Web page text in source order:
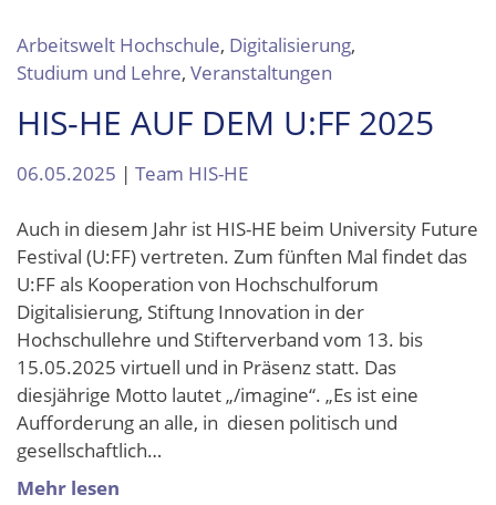
Arbeitswelt Hochschule, Digitalisierung,
Studium und Lehre, Veranstaltungen
HIS-HE AUF DEM U:FF 2025
06.05.2025 | Team HIS-HE
Auch in diesem Jahr ist HIS-HE beim University Future
Festival (U:FF) vertreten. Zum fünften Mal findet das
U:FF als Kooperation von Hochschulforum
Digitalisierung, Stiftung Innovation in der
Hochschullehre und Stifterverband vom 13. bis
15.05.2025 virtuell und in Präsenz statt. Das
diesjährige Motto lautet „/imagine“. „Es ist eine
Aufforderung an alle, in diesen politisch und
gesellschaftlich…
Mehr lesen